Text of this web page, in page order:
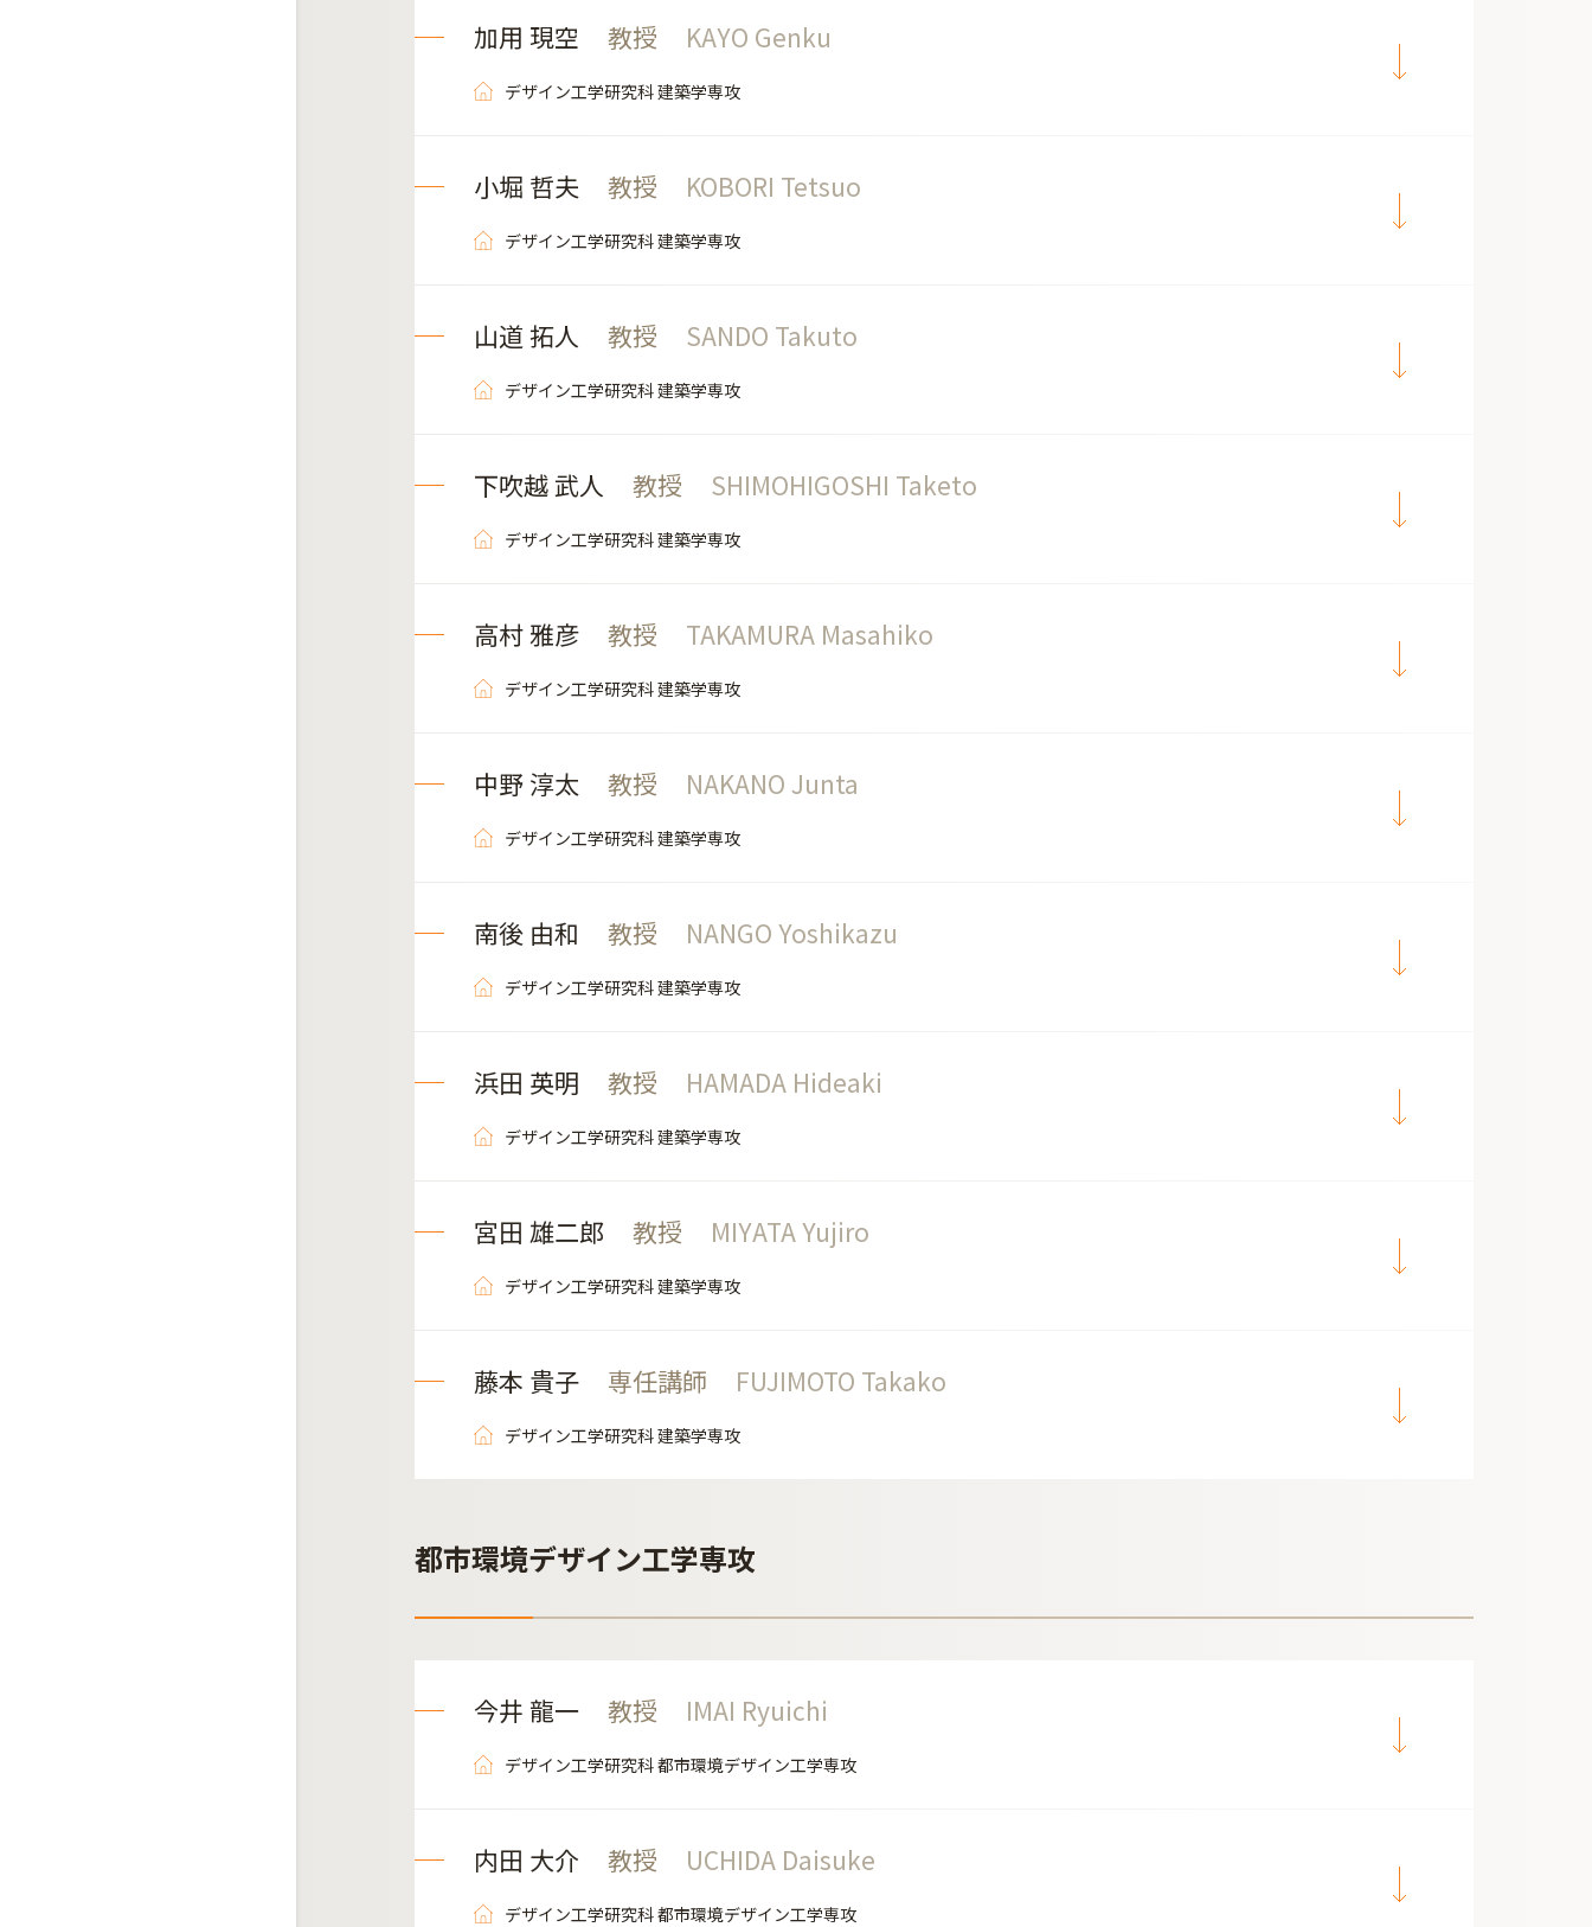
加⽤ 現空 教授 KAYO Genku
デザイン工学研究科 建築学専攻
小堀 哲夫 教授 KOBORI Tetsuo
デザイン工学研究科 建築学専攻
山道 拓人 教授 SANDO Takuto
デザイン工学研究科 建築学専攻
下吹越 武人 教授 SHIMOHIGOSHI Taketo
デザイン工学研究科 建築学専攻
高村 雅彦 教授 TAKAMURA Masahiko
デザイン工学研究科 建築学専攻
中野 淳太 教授 NAKANO Junta
デザイン工学研究科 建築学専攻
南後 由和 教授 NANGO Yoshikazu
デザイン工学研究科 建築学専攻
浜田 英明 教授 HAMADA Hideaki
デザイン工学研究科 建築学専攻
宮田 雄二郎 教授 MIYATA Yujiro
デザイン工学研究科 建築学専攻
藤本 貴子 専任講師 FUJIMOTO Takako
デザイン工学研究科 建築学専攻
都市環境デザイン工学専攻
今井 龍一 教授 IMAI Ryuichi
デザイン工学研究科 都市環境デザイン工学専攻
内田 大介 教授 UCHIDA Daisuke
デザイン工学研究科 都市環境デザイン工学専攻